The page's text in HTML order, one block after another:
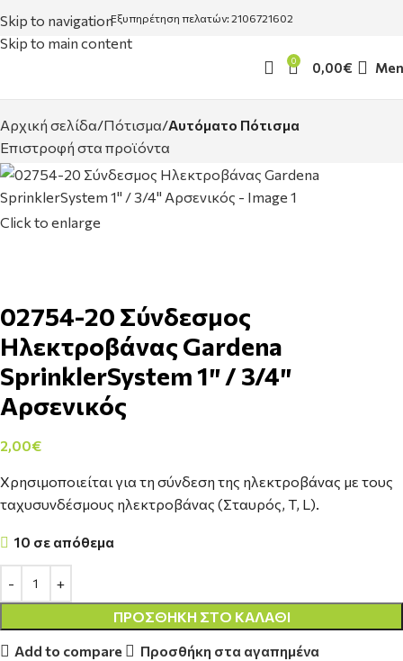
Skip to navigation
Skip to main content
Εξυπηρέτηση πελατών: 2106721602
0 0,00€
Αρχική σελίδα Πότισμα Αυτόματο Πότισμα
Επιστροφή στα προϊόντα
Click to enlarge
02754-20 Σύνδεσμος
Ηλεκτροβάνας Gardena
SprinklerSystem 1″ / 3/4″
Αρσενικός
2,00€
Χρησιμοποιείται για τη σύνδεση της ηλεκτροβάνας με τους
ταχυσυνδέσμους ηλεκτροβάνας (Σταυρός, T, L).
10 σε απόθεμα
ΠΡΟΣΘΉΚΗ ΣΤΟ ΚΑΛΆΘΙ
Add to compare
Προσθήκη στα αγαπημένα